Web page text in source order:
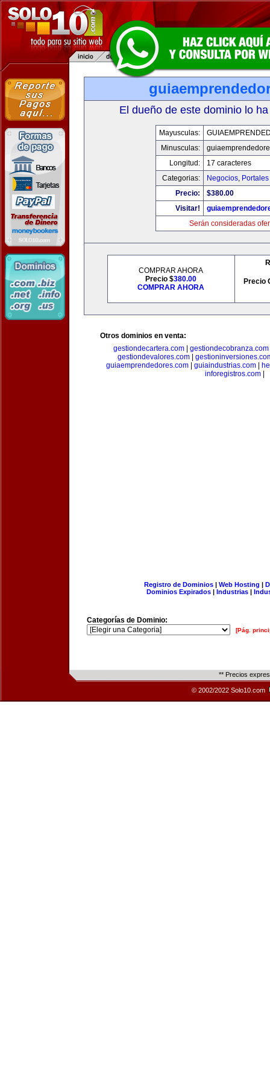
El dueño de este dominio lo
Mayusculas:
Minusculas:
Longitud:
17 caracteres
Categorias:
Negocios, Portales
Precio:
$380.00
Visitar!
Serán consideradas
COMPRAR AHORA
Precio $380.00
COMPRAR AHORA
Precio
Otros dominios en venta:
gestiondecartera.com| gestiondecobranza.com
gestiondevalores.com|
guiaemprendedores.com
guiaindustrias.com
inforegistros.com|
Registro de Dominios| Web Hosting |
Dominios Expirados | Industrias |
Categorías de Dominio:
[Pág.
** Precios
© 2002/2022 Solo10.com